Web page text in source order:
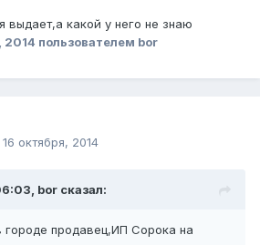
выдает,а какой у него не знаю
2014 пользователем bor
16 октября, 2014
bor сказал:
городе продавец,ИП Сорока на